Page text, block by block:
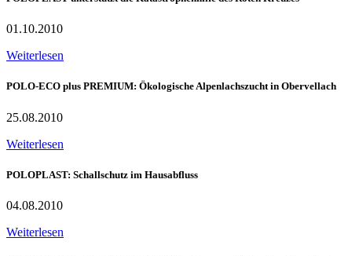
01.10.2010
Weiterlesen
POLO-ECO plus PREMIUM: Ökologische Alpenlachszucht in Obervellach
25.08.2010
Weiterlesen
POLOPLAST: Schallschutz im Hausabfluss
04.08.2010
Weiterlesen